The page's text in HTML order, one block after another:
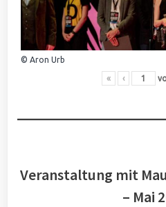
© Aron Urb
« ‹
Veranstaltung mit
– Mai